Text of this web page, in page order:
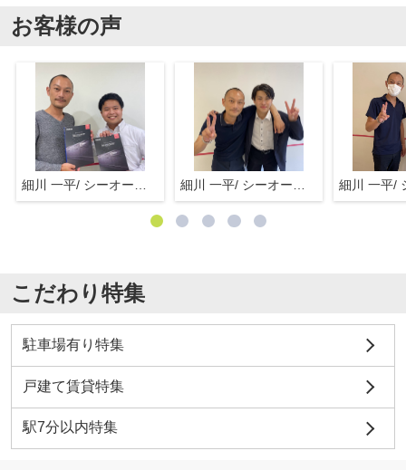
お客様の声
細川 一平/ シーオーエム(株) 細川 一平/ シーオーエム(株)
こだわり特集
駐車場有り特集
戸建て賃貸特集
駅7分以内特集